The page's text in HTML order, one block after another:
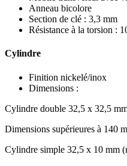
Anneau bicolore
Section de clé : 3,3 mm
Résistance à la torsion :
Cylindre
Finition nickelé/inox
Dimensions :
Cylindre double 32,5 x 32,5
Dimensions supérieures à 140
Cylindre simple 32,5 x 10 mm